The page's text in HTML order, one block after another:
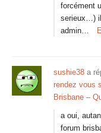
forcément
serieux…) il
admin…
sushie38 a
rendez vous
Brisbane –
a oui,
forum